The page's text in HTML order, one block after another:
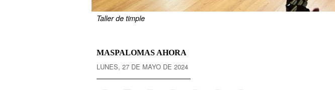
Taller de timple
MASPALOMAS AHORA
LUNES, 27 DE MAYO DE 2024